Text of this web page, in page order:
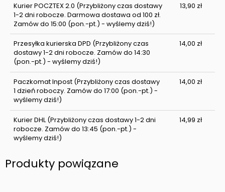
Kurier POCZTEX 2.0 (Przybliżony czas dostawy
1-2 dni robocze. Darmowa dostawa od 100 zł.
Zamów do 15:00 (pon.-pt.) - wyślemy dziś!)
13,90 zł
Przesyłka kurierska DPD (Przybliżony czas
dostawy 1-2 dni robocze. Zamów do 14:30
(pon.-pt.) - wyślemy dziś!)
14,00 zł
Paczkomat Inpost(Przybliżony czas dostawy
1 dzień roboczy. Zamów do 17:00 (pon.-pt.) -
wyślemy dziś!)
14,00 zł
Kurier DHL(Przybliżony czas dostawy 1-2 dni
robocze. Zamów do 13:45 (pon.-pt.) -
wyślemy dziś!)
14,99 zł
Produkty powiązane